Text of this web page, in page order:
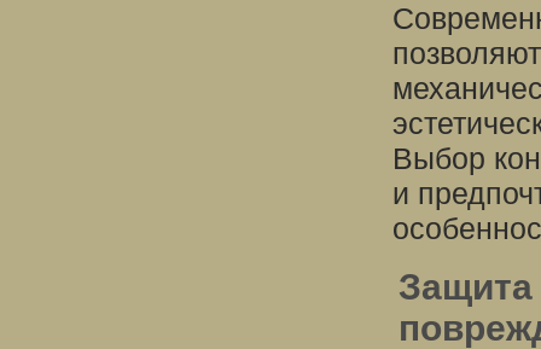
Выбор
и
Защита